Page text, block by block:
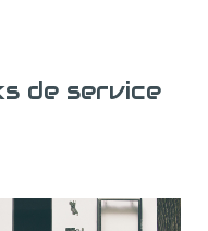
de service